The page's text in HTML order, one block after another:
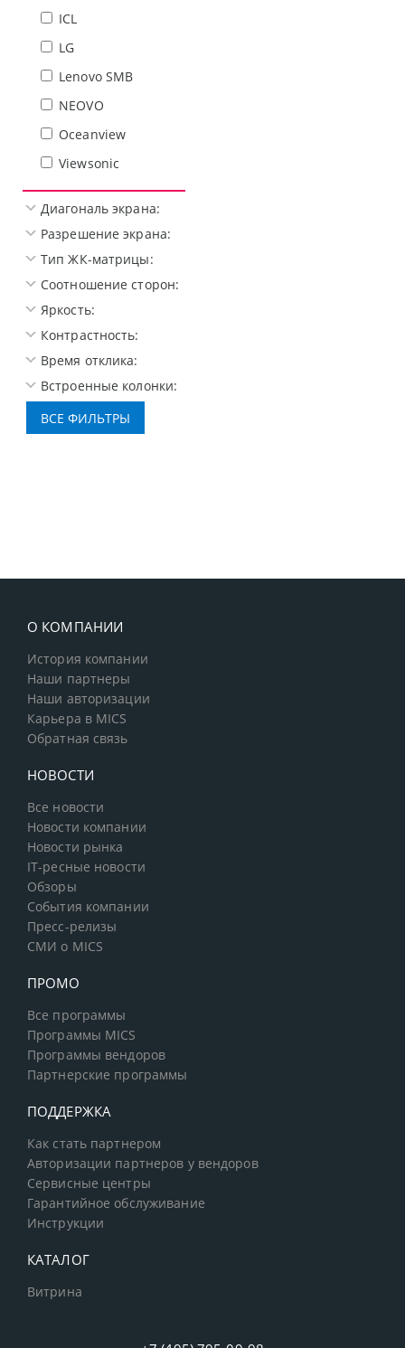
ICL
LG
Lenovo SMB
NEOVO
Oceanview
Viewsonic
Диагональ экрана:
Разрешение экрана:
Тип ЖК-матрицы:
Соотношение сторон:
Яркость:
Контрастность:
Время отклика:
Встроенные колонки:
О КОМПАНИИ
История компании
Наши партнеры
Наши авторизации
Карьера в MICS
Обратная связь
НОВОСТИ
Все новости
Новости компании
Новости рынка
IT-ресные новости
Обзоры
События компании
Пресс-релизы
СМИ о MICS
ПРОМО
Все программы
Программы MICS
Программы вендоров
Партнерские программы
ПОДДЕРЖКА
Как стать партнером
Авторизации партнеров у вендоров
Сервисные центры
Гарантийное обслуживание
Инструкции
КАТАЛОГ
Витрина